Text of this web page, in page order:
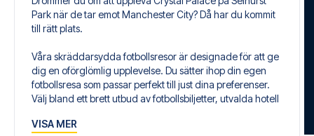
Park när de tar emot Manchester City? Då har du kommit
till rätt plats.
Våra skräddarsydda fotbollsresor är designade för att ge
dig en oförglömlig upplevelse. Du sätter ihop din egen
fotbollsresa som passar perfekt till just dina preferenser.
Välj bland ett brett utbud av fotbollsbiljetter, utvalda hotell
som passar dig bäst.
VISA MER